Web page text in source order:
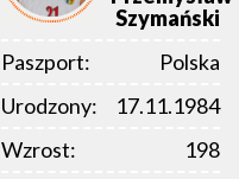
Szymański
Paszport:
Polska
Urodzony:
17.11.1984
Wzrost:
198